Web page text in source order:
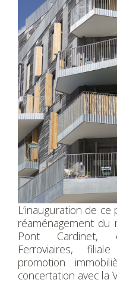
L’inauguration de
réaménagement du
Pont Cardinet,
Ferroviaires,
promotion
concertation avec la